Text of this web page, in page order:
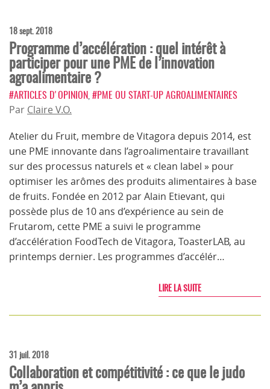
18 sept. 2018
Programme d’accélération : quel intérêt à
participer pour une PME de l’innovation
agroalimentaire ?
#ARTICLES D'OPINION #PME OU START-UP AGROALIMENTAIRES
Par Claire V.O.
Atelier du Fruit, membre de Vitagora depuis 2014, est
une PME innovante dans l’agroalimentaire travaillant
sur des processus naturels et « clean label » pour
optimiser les arômes des produits alimentaires à base
de fruits. Fondée en 2012 par Alain Etievant, qui
possède plus de 10 ans d’expérience au sein de
Frutarom, cette PME a suivi le programme
d’accélération FoodTech de Vitagora, ToasterLAB, au
printemps dernier. Les programmes d’accélér…
LIRE LA SUITE
31 juil. 2018
Collaboration et compétitivité : ce que le judo